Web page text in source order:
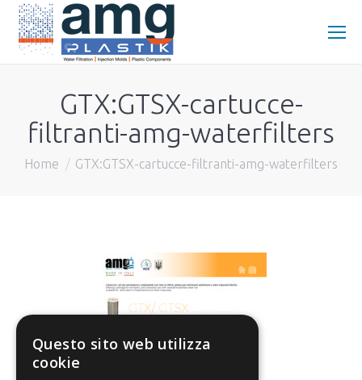
GTX:GTSX-cartucce-
filtranti-amg-waterfilters
You are here:
Home GTX:GTSX-cartucce-filtranti-amg-waterfilters
Questo sito web utilizza
cookie